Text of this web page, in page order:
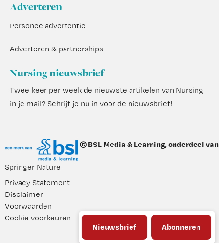
Nieuwsbrief Abonneren
Adverteren
Personeeladvertentie
Adverteren & partnerships
Nursing nieuwsbrief
Twee keer per week de nieuwste artikelen van Nursing
in je mail? Schrijf je nu in voor de nieuwsbrief!
© BSL Media & Learning, onderdeel van
Springer Nature
Privacy Statement
Disclaimer
Voorwaarden
Cookie voorkeuren